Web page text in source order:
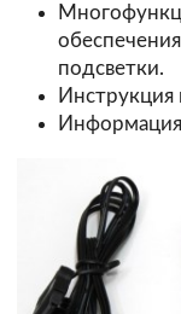
подсветки.